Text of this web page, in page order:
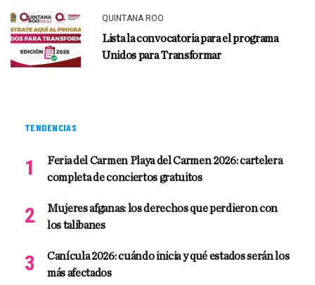
QUINTANA ROO
Lista la convocatoria para el programa
Unidos para Transformar
TENDENCIAS
Feria del Carmen Playa del Carmen 2026: cartelera
completa de conciertos gratuitos
Mujeres afganas: los derechos que perdieron con
los talibanes
Canícula 2026: cuándo inicia y qué estados serán los
más afectados